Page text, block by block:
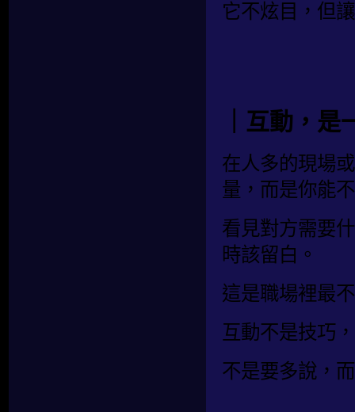
它不炫目，但
｜互動，
在人多的現場
量，而是你能
看見對方需要
時該留白。
這是職場裡最
互動不是技巧
不是要多說，